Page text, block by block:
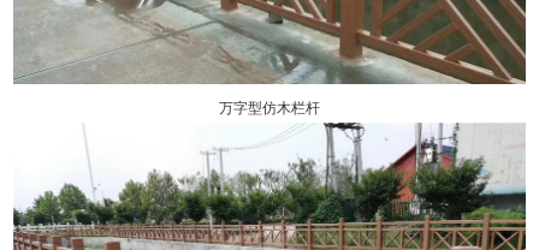
万字型仿木栏杆